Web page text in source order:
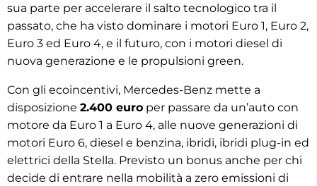
sua parte per accelerare il salto tecnologico tra il
passato, che ha visto dominare i motori Euro 1, Euro 2,
Euro 3 ed Euro 4, e il futuro, con i motori diesel di
nuova generazione e le propulsioni green.
Con gli ecoincentivi, Mercedes-Benz mette a
disposizione 2.400 euro per passare da un’auto con
motore da Euro 1 a Euro 4, alle nuove generazioni di
motori Euro 6, diesel e benzina, ibridi, ibridi plug-in ed
elettrici della Stella. Previsto un bonus anche per chi
decide di entrare nella mobilità a zero emissioni di